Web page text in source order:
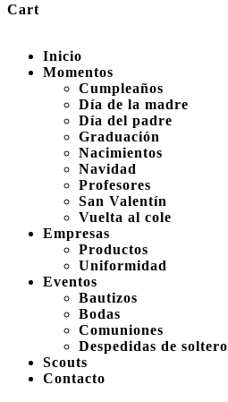
Cart
Inicio
Momentos
Cumpleaños
Día de la madre
Día del padre
Graduación
Nacimientos
Navidad
Profesores
San Valentín
Vuelta al cole
Empresas
Productos
Uniformidad
Eventos
Bautizos
Bodas
Comuniones
Despedidas de soltero
Scouts
Contacto